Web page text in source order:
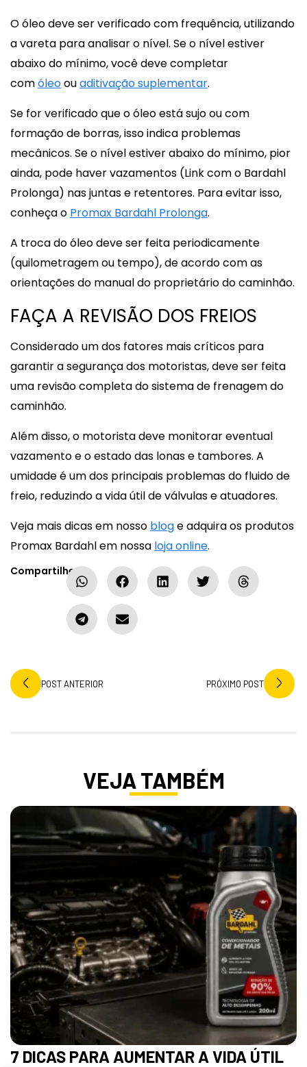
O óleo deve ser verificado com frequência, utilizando
a vareta para analisar o nível. Se o nível estiver
abaixo do mínimo, você deve completar
comóleoouaditivação suplementar.
Se for verificado que o óleo está sujo ou com
formação de borras, isso indica problemas
mecânicos. Se o nível estiver abaixo do mínimo, pior
ainda, pode haver vazamentos (Link com o Bardahl
Prolonga) nas juntas e retentores. Para evitar isso,
conheça o Promax Bardahl Prolonga.
A troca do óleo deve ser feita periodicamente
(quilometragem ou tempo), de acordo com as
orientações do manual do proprietário do caminhão.
FAÇA A REVISÃO DOS FREIOS
Considerado um dos fatores mais críticos para
garantir a segurança dos motoristas, deve ser feita
uma revisão completa do sistema de frenagem do
caminhão.
Além disso, o motorista deve monitorar eventual
vazamento e o estado das lonas e tambores. A
umidade é um dos principais problemas do fluido de
freio, reduzindo a vida útil de válvulas e atuadores.
Veja mais dicas em nosso bloge adquira os produtos
Promax Bardahl em nossa loja online.
Compartilhe:
POST ANTERIOR PRÓXIMO POST
VEJA TAMBÉM
7 DICAS PARA AUMENTAR A VIDA ÚTIL